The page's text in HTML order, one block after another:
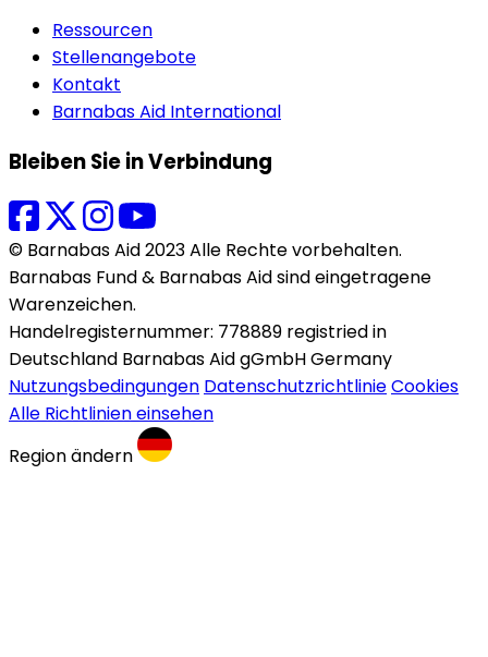
Ressourcen
Stellenangebote
Kontakt
Barnabas Aid International
Bleiben Sie in Verbindung
© Barnabas Aid 2023 Alle Rechte vorbehalten.
Barnabas Fund & Barnabas Aid sind eingetragene
Warenzeichen.
Handelregisternummer: 778889 registried in
Deutschland Barnabas Aid gGmbH Germany
Nutzungsbedingungen DatenschutzrichtlinieCookies
Alle Richtlinien einsehen
Region ändern